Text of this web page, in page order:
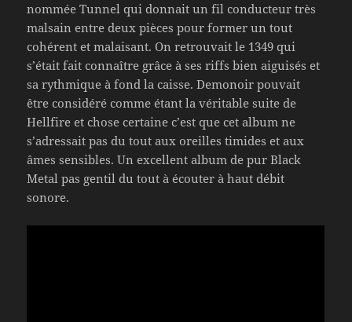
nommée Tunnel qui donnait un fil conducteur très
malsain entre deux pièces pour former un tout
cohérent et malaisant. On retrouvait le 1349 qui
s’était fait connaître grâce à ses riffs bien aiguisés et
sa rythmique à fond la caisse. Demonoir pouvait
être considéré comme étant la véritable suite de
Hellfire et chose certaine c’est que cet album ne
s’adressait pas du tout aux oreilles timides et aux
âmes sensibles. Un excellent album de pur Black
Metal pas gentil du tout à écouter à haut débit
sonore.